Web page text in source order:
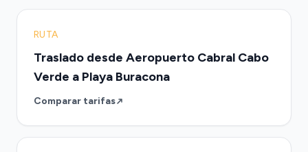
RUTA
Traslado desde Aeropuerto Cabral Cabo
Verde a Playa Buracona
Comparar tarifas